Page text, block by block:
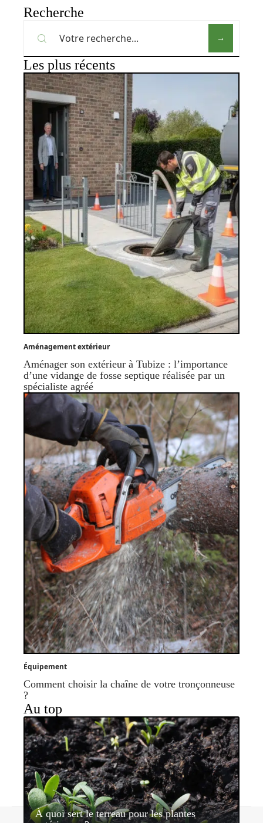
Recherche
Les plus récents
Aménagement extérieur
Aménager son extérieur à Tubize : l’importance
d’une vidange de fosse septique réalisée par un
spécialiste agréé
Équipement
Comment choisir la chaîne de votre tronçonneuse
?
Au top
À quoi sert le terreau pour les plantes